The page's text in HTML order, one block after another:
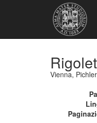
Vienna,